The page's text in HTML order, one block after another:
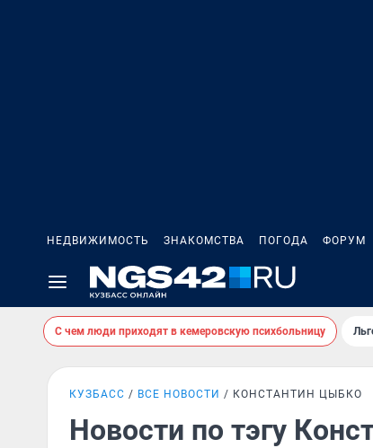
НЕДВИЖИМОСТЬ ЗНАКОМСТВА ПОГОДА ФОРУМ
С чем люди приходят в кемеровскую психбольницу
КУЗБАСС ВСЕ НОВОСТИ КОНСТАНТИН ЦЫБКО
Новости по тэгу